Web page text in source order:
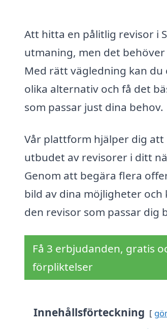
Att hitta en pålitlig revisor i
utmaning, men det
Med rätt vägledning kan du
olika alternativ och få det
som passar just dina behov.
Vår plattform hjälper dig att
utbudet av revisorer i ditt
Genom att begära flera
bild av dina möjligheter och
den revisor som passar dig
Få 3 erbjudanden, gratis
förpliktelser
Innehållsförteckning